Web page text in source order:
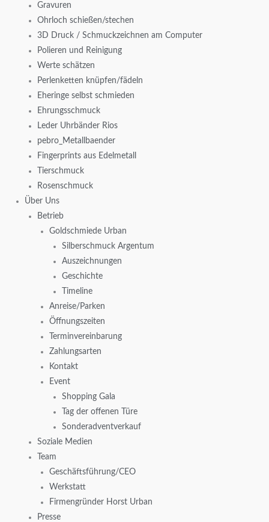
Gravuren
Ohrloch schießen/stechen
3D Druck / Schmuckzeichnen am Computer
Polieren und Reinigung
Werte schätzen
Perlenketten knüpfen/fädeln
Eheringe selbst schmieden
Ehrungsschmuck
Leder Uhrbänder Rios
pebro_Metallbaender
Fingerprints aus Edelmetall
Tierschmuck
Rosenschmuck
Über Uns
Betrieb
Goldschmiede Urban
Silberschmuck Argentum
Auszeichnungen
Geschichte
Timeline
Anreise/Parken
Öffnungszeiten
Terminvereinbarung
Zahlungsarten
Kontakt
Event
Shopping Gala
Tag der offenen Türe
Sonderadventverkauf
Soziale Medien
Team
Geschäftsführung/CEO
Werkstatt
Firmengründer Horst Urban
Presse